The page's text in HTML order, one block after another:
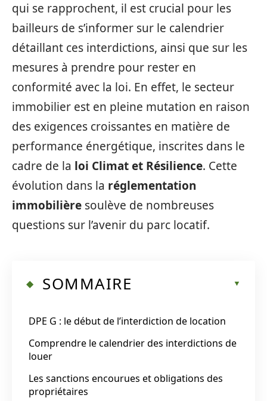
qui se rapprochent, il est crucial pour les
bailleurs de s’informer sur le calendrier
détaillant ces interdictions, ainsi que sur les
mesures à prendre pour rester en
conformité avec la loi. En effet, le secteur
immobilier est en pleine mutation en raison
des exigences croissantes en matière de
performance énergétique, inscrites dans le
cadre de la loi Climat et Résilience. Cette
évolution dans la réglementation
immobilière soulève de nombreuses
questions sur l’avenir du parc locatif.
SOMMAIRE
DPE G : le début de l’interdiction de location
Comprendre le calendrier des interdictions de
louer
Les sanctions encourues et obligations des
propriétaires